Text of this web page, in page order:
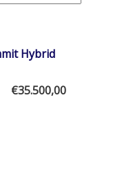
Hybrid
€35.500,00